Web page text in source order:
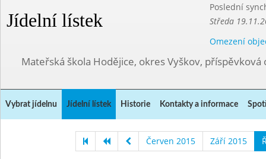
Jídelní lístek
Poslední
Středa
Omezení
Mateřská škola Hodějice, okres Vyškov, příspěvková
Vybrat jídelnu Jídelní lístek Historie Kontakty a informace
Červen 2015 Září 2015